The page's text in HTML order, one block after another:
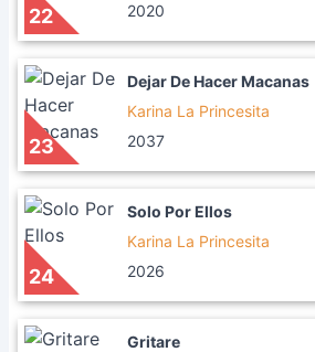
22
2020
23
Dejar De Hacer Macanas
Karina La Princesita
2037
24
Solo Por Ellos
Karina La Princesita
2026
Gritare